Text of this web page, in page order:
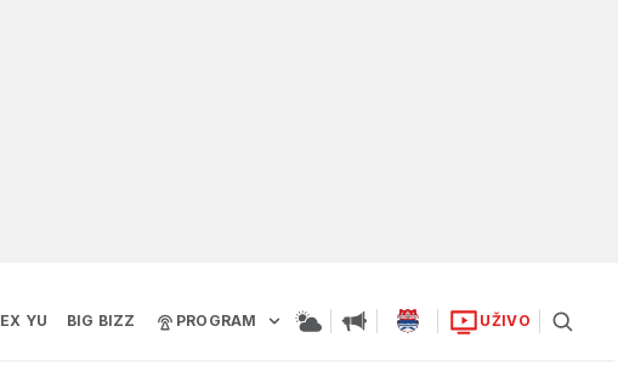
EX YU BIG BIZZ PROGRAM UŽIVO